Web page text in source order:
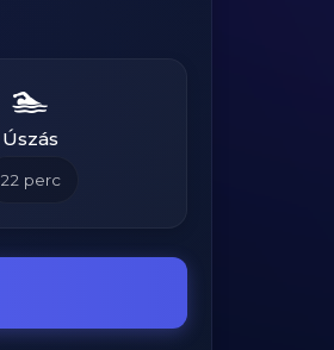
🏊
Úszás
22 perc